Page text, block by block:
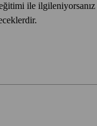
ile ilgileniyorsanız